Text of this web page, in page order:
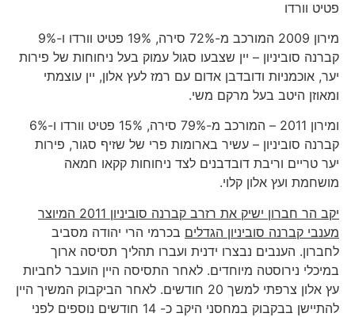
פטיט וורדו
מירון 2009 המורכב מ-72% סירה, 19% פטיט וורדו ו-9%
קברנה סוביניון – יין שצבעו סגול עמוק בעל ניחוחות של פירות
יער, אוכמניות ודובדבן אדום עם רמז לעץ אלון, יין עוצמתי
ומאוזן היטב בעל מרקם משי.
ומירון 2011 – המורכב מ-79% סירה, 15% פטיט וורדו ו-6%
קברנה סוביניון – עשיר בארומות פרי של שזיף סגור, פירות
יער טריים וריבת דובדבנים לצד ניחוחות קקאו חמאה
מושחמת ועץ אלון קלוי.
יקב הר חברון ישיק את רזרב קברנה סוביניון 2011 המיוצר
מענבי קברנה סוביניון הגדליםבכרמי הרי יהודה מסביב
לחברון. הענבים נבצרו ידנית ועברו תהליך תסיסה ארוך
במיכלי נירוסטה מיוחדים. לאחר התסיסה היין הועבר לחביות
עץ אלון צרפתי למשך 20 חודשים. לאחר הביקבוק המשיך היין
להתיישן בבקבוק במחסני היקב כ- 14 חודשים נוספים לפני